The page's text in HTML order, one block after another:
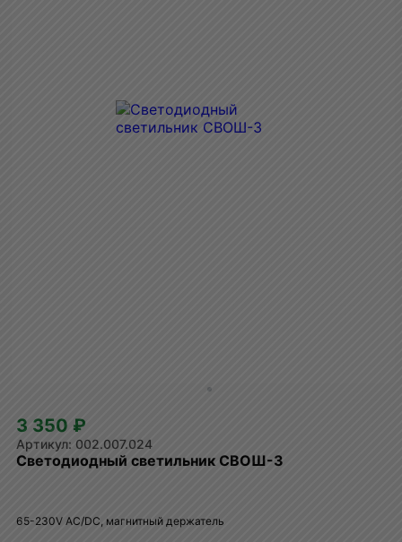
3 350 ₽
002.007.024
Светодиодный светильник СВОШ-3
65-230V AC/DC, магнитный держатель